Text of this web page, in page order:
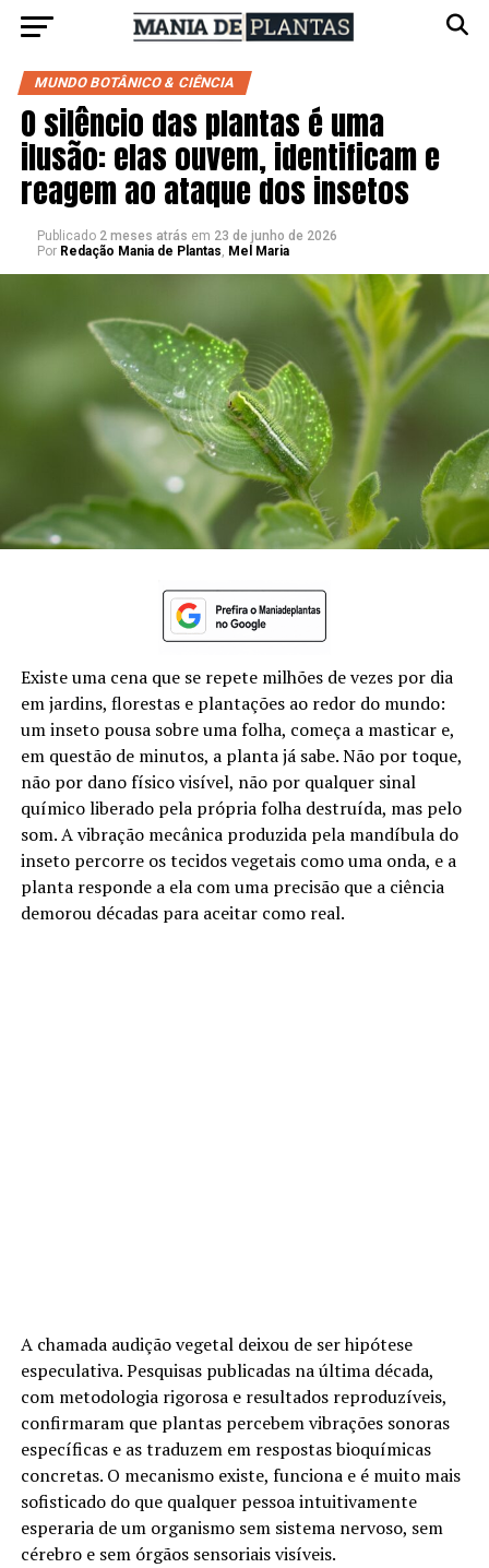
MUNDO BOTÂNICO & CIÊNCIA
O silêncio das plantas é uma
ilusão: elas ouvem, identificam e
reagem ao ataque dos insetos
Publicado 2 meses atrás em 23 de junho de 2026
Por Redação Mania de Plantas, Mel Maria
Existe uma cena que se repete milhões de vezes por dia
em jardins, florestas e plantações ao redor do mundo:
um inseto pousa sobre uma folha, começa a masticar e,
em questão de minutos, a planta já sabe. Não por toque,
não por dano físico visível, não por qualquer sinal
químico liberado pela própria folha destruída, mas pelo
som. A vibração mecânica produzida pela mandíbula do
inseto percorre os tecidos vegetais como uma onda, e a
planta responde a ela com uma precisão que a ciência
demorou décadas para aceitar como real.
A chamada audição vegetal deixou de ser hipótese
especulativa. Pesquisas publicadas na última década,
com metodologia rigorosa e resultados reproduzíveis,
confirmaram que plantas percebem vibrações sonoras
específicas e as traduzem em respostas bioquímicas
concretas. O mecanismo existe, funciona e é muito mais
sofisticado do que qualquer pessoa intuitivamente
esperaria de um organismo sem sistema nervoso, sem
cérebro e sem órgãos sensoriais visíveis.